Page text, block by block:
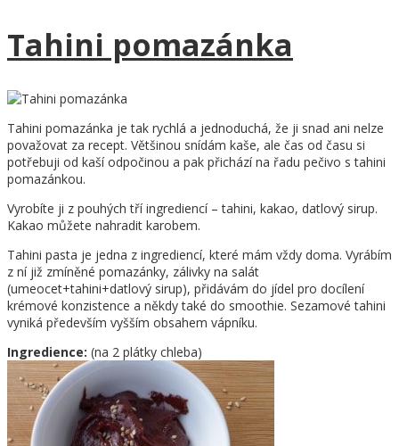
Tahini pomazánka
Tahini pomazánka je tak rychlá a jednoduchá, že ji snad ani nelze
považovat za recept. Většinou snídám kaše, ale čas od času si
potřebuji od kaší odpočinou a pak přichází na řadu pečivo s tahini
pomazánkou.
Vyrobíte ji z pouhých tří ingrediencí – tahini, kakao, datlový sirup.
Kakao můžete nahradit karobem.
Tahini pasta je jedna z ingrediencí, které mám vždy doma. Vyrábím
z ní již zmíněné pomazánky, zálivky na salát
(umeocet+tahini+datlový sirup), přidávám do jídel pro docílení
krémové konzistence a někdy také do smoothie. Sezamové tahini
vyniká především vyšším obsahem vápníku.
Ingredience: (na 2 plátky chleba)